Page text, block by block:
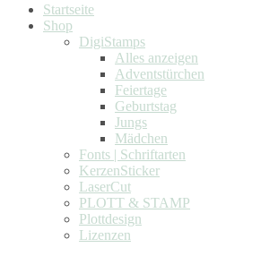
Startseite
Shop
DigiStamps
Alles anzeigen
Adventstürchen
Feiertage
Geburtstag
Jungs
Mädchen
Fonts | Schriftarten
KerzenSticker
LaserCut
PLOTT & STAMP
Plottdesign
Lizenzen